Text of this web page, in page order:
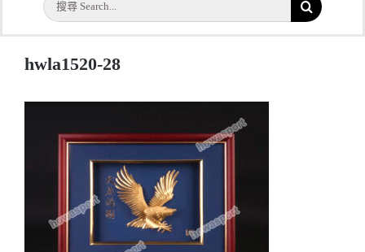
首頁
公司簡介
一天快取
實用系列
水晶獎座
金箔畫
索
果：
hwla1520-28